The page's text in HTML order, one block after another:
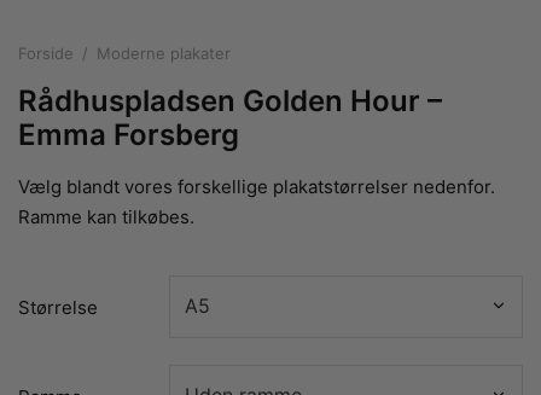
Forside / Moderne plakater
Rådhuspladsen Golden Hour –
Emma Forsberg
Vælg blandt vores forskellige plakatstørrelser nedenfor.
Ramme kan tilkøbes.
Størrelse
i pastelfarver
plakater
med kvinder